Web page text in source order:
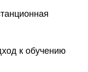
к обучению